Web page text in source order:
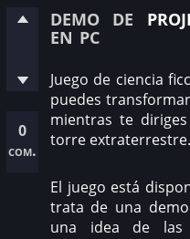
0
com.
demo de
en pc
Juego de ciencia
puedes
mientras te
torre extraterrestre.
El juego está
trata de una
una idea de las